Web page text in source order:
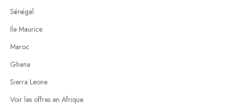
Sénégal
Ile Maurice
Maroc
Ghana
Sierra Leone
Voir les offres en Afrique